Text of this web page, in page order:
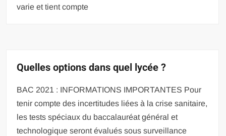
varie et tient compte
Quelles options dans quel lycée ?
BAC 2021 : INFORMATIONS IMPORTANTES Pour
tenir compte des incertitudes liées à la crise sanitaire,
les tests spéciaux du baccalauréat général et
technologique seront évalués sous surveillance